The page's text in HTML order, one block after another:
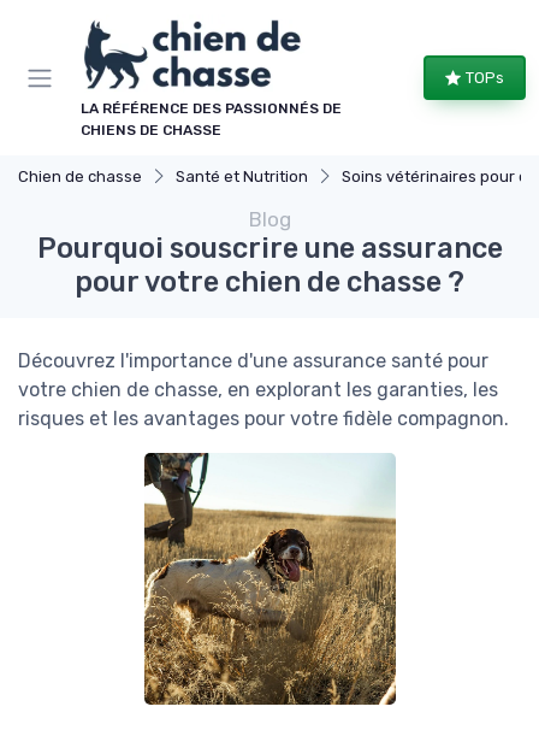
LA RÉFÉRENCE DES PASSIONNÉS DE
CHIENS DE CHASSE
TOPs
Chien de chasse Santé et Nutrition Soins vétérinaires pour chiens de chasse
Blog
Pourquoi souscrire une assurance
pour votre chien de chasse ?
Découvrez l'importance d'une assurance santé pour
votre chien de chasse, en explorant les garanties, les
risques et les avantages pour votre fidèle compagnon.
Panneau de gestion des cookies